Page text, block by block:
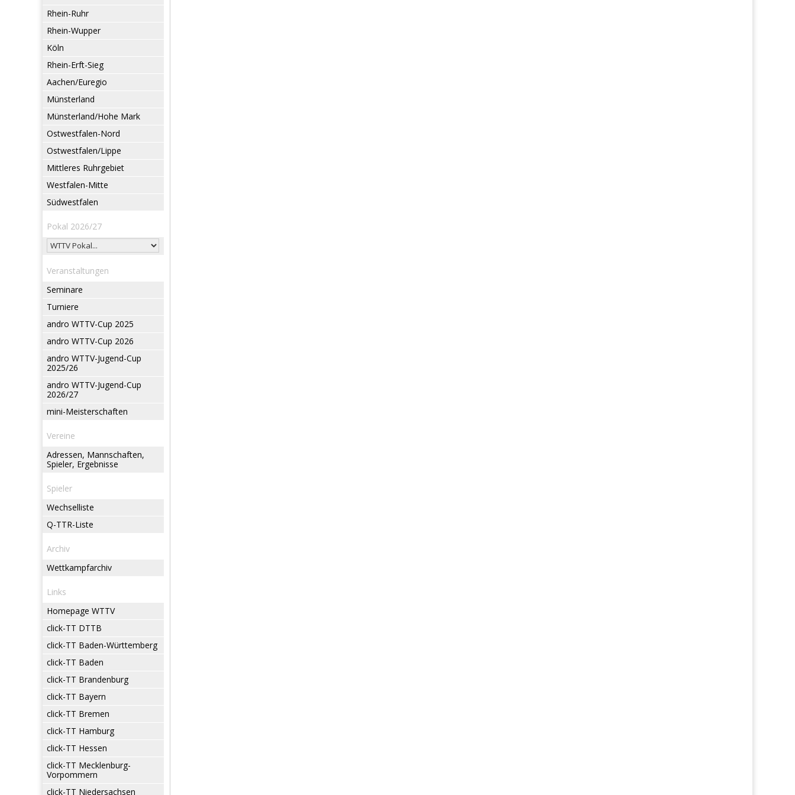
Rhein-Ruhr
Rhein-Wupper
Köln
Rhein-Erft-Sieg
Aachen/Euregio
Münsterland
Münsterland/Hohe Mark
Ostwestfalen-Nord
Ostwestfalen/Lippe
Mittleres Ruhrgebiet
Westfalen-Mitte
Südwestfalen
Pokal 2026/27
Veranstaltungen
Seminare
Turniere
andro WTTV-Cup 2025
andro WTTV-Cup 2026
andro WTTV-Jugend-Cup
2025/26
andro WTTV-Jugend-Cup
2026/27
mini-Meisterschaften
Vereine
Adressen, Mannschaften,
Spieler, Ergebnisse
Spieler
Wechselliste
Q-TTR-Liste
Archiv
Wettkampfarchiv
Links
Homepage WTTV
click-TT DTTB
click-TT Baden-Württemberg
click-TT Baden
click-TT Brandenburg
click-TT Bayern
click-TT Bremen
click-TT Hamburg
click-TT Hessen
click-TT Mecklenburg-
Vorpommern
click-TT Niedersachsen